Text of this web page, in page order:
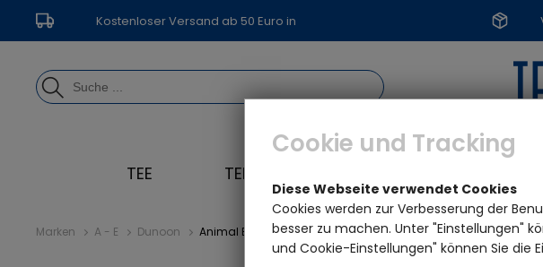
Kostenloser Versand ab 50 Euro in
TEE TEEGESCHIRR
Marken A - E Dunoon Animal Breeds by Bute Chicken
Cookie und Tracking
Diese Webseite verwendet Cookies
Cookies werden zur Verbesserung der
besser zu machen. Unter "Einstellungen"
und Cookie-Einstellungen" können Sie die